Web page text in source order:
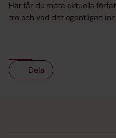
Här får du möta aktuella
tro och vad det egentligen
Dela